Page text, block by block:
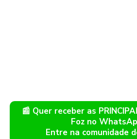
📰 Quer receber as
Foz no
Entre na comunidade